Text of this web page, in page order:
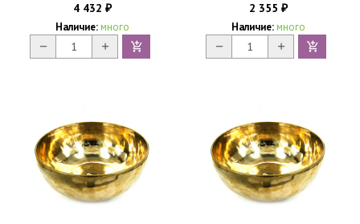
4 432 ₽
Наличие: много
2 355 ₽
Наличие: много